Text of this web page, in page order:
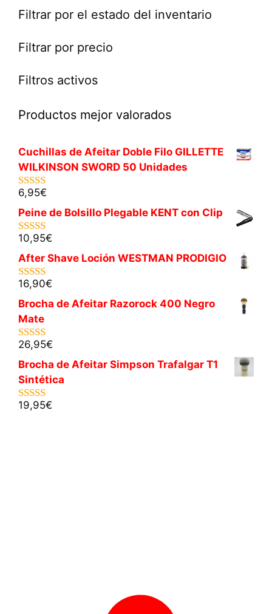
Filtrar por el estado del inventario
Filtrar por precio
Filtros activos
Productos mejor valorados
Cuchillas de Afeitar Doble Filo GILLETTE
WILKINSON SWORD 50 Unidades
5.00de 5
6,95€
Peine de Bolsillo Plegable KENT con Clip
5.00de 5
10,95€
After Shave Loción WESTMAN PRODIGIO
5.00de 5
16,90€
Brocha de Afeitar Razorock 400 Negro
Mate
5.00de 5
26,95€
Brocha de Afeitar Simpson Trafalgar T1
Sintética
5.00de 5
19,95€